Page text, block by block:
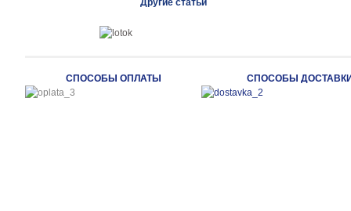
Другие статьи
СПОСОБЫ ОПЛАТЫ СПОСОБЫ